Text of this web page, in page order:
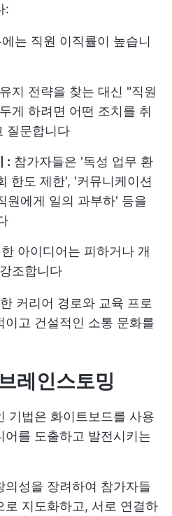
:
는 직원 이직률이 높습니
지 전략을 찾는 대신 "직원
게 하려면 어떤 조치를 취
질문합니다
: 참가자들은 '독성 업무 환
한도 제한', '커뮤니케이션
원에게 일의 과부하' 등을
아이디어는 피하거나 개
조합니다
커리어 경로와 교육 프로
이고 건설적인 소통 문화를
레인스토밍
기법은 화이트보드를 사용
를 도출하고 발전시키는
의성을 장려하여 참가자들
로 지도화하고, 서로 연결하